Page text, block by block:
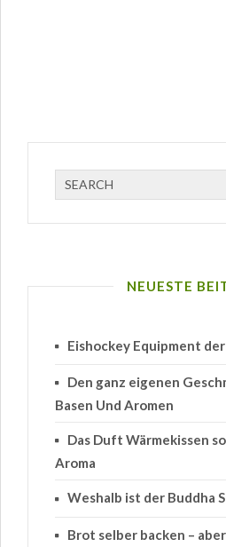
NEUESTE
Eishockey Equipment
Den ganz eigenen
Basen Und Aromen
Das Duft Wärmekissen
Aroma
Weshalb ist der Buddha
Brot selber backen –